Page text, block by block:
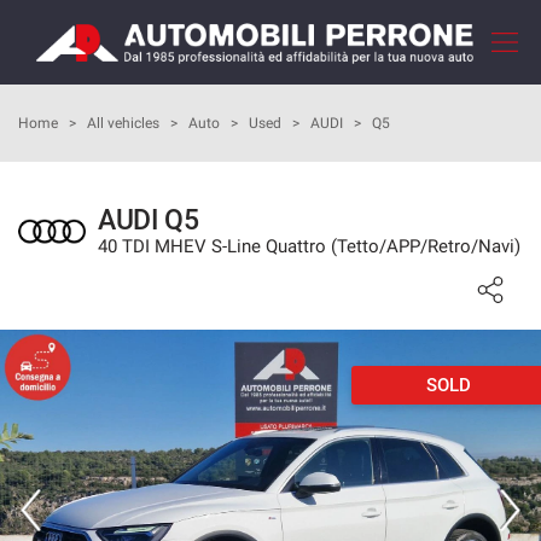
HOME
HOW TO BUY
FEEDBACKS
VEHICLES LIST
SELL YOUR CAR
Home > All vehicles > Auto > Used > AUDI > Q5
AUDI Q5
40 TDI MHEV S-Line Quattro (Tetto/APP/Retro/Navi)
SOLD
Your
consent
preferences
following
you
consent
preferences
to
the
tracking
technologies
we
adopt
to